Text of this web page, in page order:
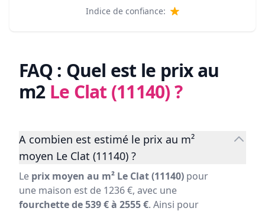
Indice de confiance:
FAQ : Quel est le prix au
m2 Le Clat (11140)?
A combien est estimé le prix au m²
moyen Le Clat (11140) ?
Le prix moyen au m² Le Clat (11140) pour
une maison est de 1236 €, avec une
fourchette de 539 € à 2555 €. Ainsi pour